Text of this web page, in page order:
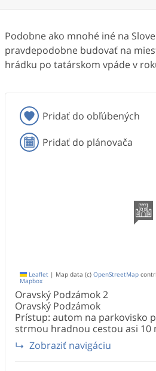
Podobne ako mnohé iné na
pravdepodobne budovať na
hrádku po tatárskom vpáde v
Pridať do obľúbených
Pridať do plánovača
Leaflet | Map data (c) OpenStreetMap
Mapbox
Oravský Podzámok2
Oravský Podzámok
Prístup: autom na parkovisko
strmou hradnou cestou asi 10
Zobraziť navigáciu